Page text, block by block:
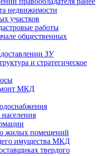
недвижимости
участков
работы
общественных
ЗУ
и стратегическое
МКД
жилых помещений
имущества МКД
твердого